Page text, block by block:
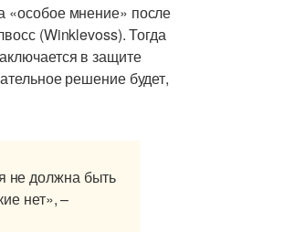
«особое мнение» после
(Winklevoss). Тогда
в защите
решение будет,
не должна быть
нет», –